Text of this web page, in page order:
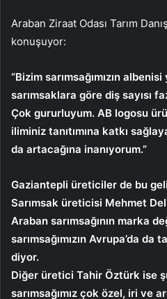
Araban Ziraat Odası Tarım
konuşuyor:
“Bizim sarımsağımızın
sarımsaklara göre diş sayısı
Çok gururluyum. AB logosu
iliminiz tanıtımına katkı
da artacağına inanıyorum.”
Gaziantepli üreticiler de bu
Sarımsak üreticisi Mehmet
Araban sarımsağının marka
sarımsağımızın Avrupa’da da
diyor.
Diğer üretici Tahir Öztürk ise
sarımsağımız çok özel, iri ve